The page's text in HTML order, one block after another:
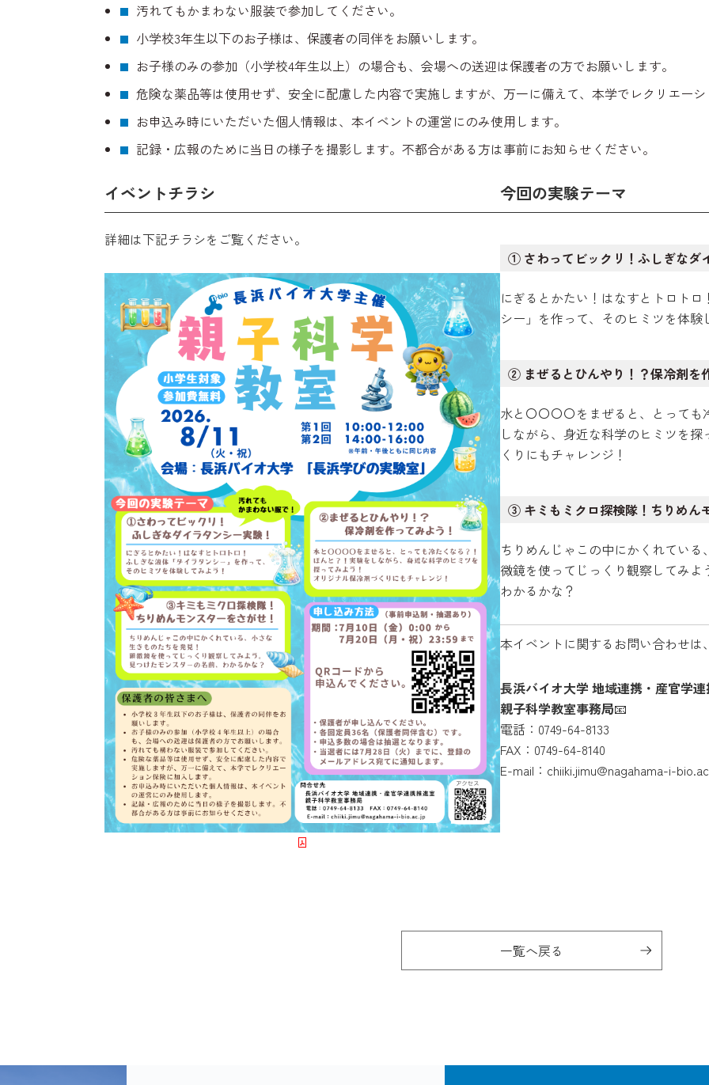
汚れてもかまわない服装で参加してください。
小学校3年生以下のお子様は、保護者の同伴をお願いします。
お子様のみの参加（小学校4年生以上）の場合も、会場への送迎は保護者の方でお願いします。
危険な薬品等は使用せず、安全に配慮した内容で実施しますが、万一に備えて、本学でレクリエー
お申込み時にいただいた個人情報は、本イベントの運営にのみ使用します。
記録・広報のために当日の様子を撮影します。不都合がある方は事前にお知らせください。
イベントチラシ
詳細は下記チラシをご覧ください。
今回の実験テーマ
① さわってビックリ！ふしぎなダ
にぎるとかたい！はなすとトロト
シー」を作って、そのヒミツを体験
② まぜるとひんやり！？保冷剤を
水と〇〇〇〇をまぜると、とって
しながら、身近な科学のヒミツを
くりにもチャレンジ！
③ キミもミクロ探検隊！ちりめん
ちりめんじゃこの中にかくれてい
微鏡を使ってじっくり観察してみ
わかるかな？
本イベントに関するお問い合わせ
長浜バイオ大学 地域連携・産官学
親子科学教室事務局📧
電話：0749-64-8133
FAX：0749-64-8140
E-mail：chiiki.jimu@nagahama-i-
一覧へ戻る